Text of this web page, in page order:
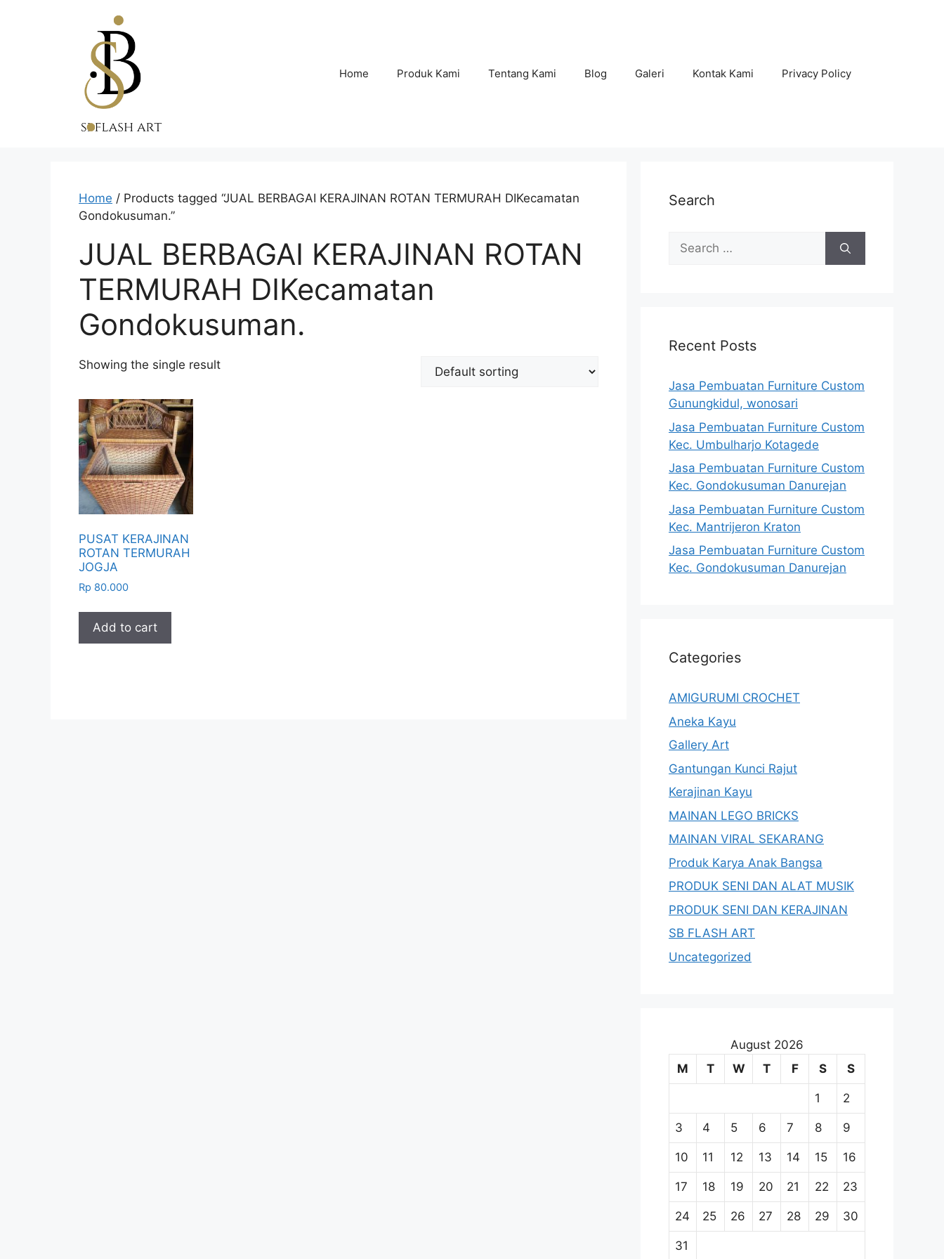
Home Produk Kami Tentang Kami Blog Galeri Kontak Kami Privacy Policy
Home / Products tagged “JUAL BERBAGAI KERAJINAN ROTAN TERMURAH DIKecamatan
Gondokusuman.”
JUAL BERBAGAI KERAJINAN ROTAN
TERMURAH DIKecamatan
Gondokusuman.
Showing the single result
PUSAT KERAJINAN
ROTAN TERMURAH
JOGJA
Rp 80.000
Add to cart
Search
Search
for:
Recent Posts
Jasa Pembuatan Furniture Custom
Gunungkidul, wonosari
Jasa Pembuatan Furniture Custom
Kec. Umbulharjo Kotagede
Jasa Pembuatan Furniture Custom
Kec. Gondokusuman Danurejan
Jasa Pembuatan Furniture Custom
Kec. Mantrijeron Kraton
Jasa Pembuatan Furniture Custom
Kec. Gondokusuman Danurejan
Categories
AMIGURUMI CROCHET
Aneka Kayu
Gallery Art
Gantungan Kunci Rajut
Kerajinan Kayu
MAINAN LEGO BRICKS
MAINAN VIRAL SEKARANG
Produk Karya Anak Bangsa
PRODUK SENI DAN ALAT MUSIK
PRODUK SENI DAN KERAJINAN
SB FLASH ART
Uncategorized
August 2026
M
T W T F S S
1 2
3 4 5 6 7 8 9
10 11 12 13 14 15 16
17 18 19 20 21 22 23
24 25 26 27 28 29 30
31